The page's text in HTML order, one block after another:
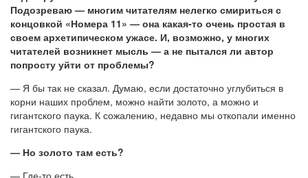
Подозреваю — многим читателям нелегко смириться с
концовкой «Номера 11» — она какая-то очень простая в
своем архетипическом ужасе. И, возможно, у многих
читателей возникнет мысль — а не пытался ли автор
попросту уйти от проблемы?
— Я бы так не сказал. Думаю, если достаточно углубиться в
корни наших проблем, можно найти золото, а можно и
гигантского паука. К сожалению, недавно мы откопали именно
гигантского паука.
— Но золото там есть?
— Где-то есть.